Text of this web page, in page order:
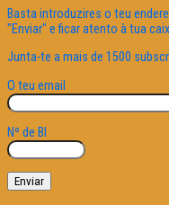
Basta introduzires o teu
"Enviar" e ficar atento à tua
Junta-te a mais de 1500
O teu email
Nº de BI